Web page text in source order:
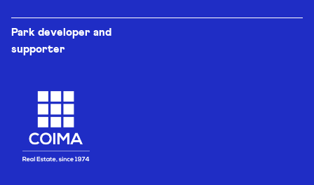
Park developer and
supporter